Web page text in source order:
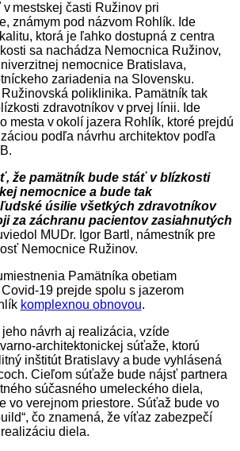
mestskej časti Ružinov pri
známym pod názvom Rohlík. Ide
ktorá je ľahko dostupná z centra
sa nachádza Nemocnica Ružinov,
nemocnice Bratislava,
zariadenia na Slovensku.
poliklinika. Pamätník tak
zdravotníkov v prvej línii. Ide
mesta v okolí jazera Rohlík, ktoré prejdú
podľa návrhu architektov podľa
že pamätník bude stáť v blízkosti
nemocnice a bude tak
úsilie všetkých zdravotníkov
za záchranu pacientov zasiahnutých
MUDr. Igor Bartl, námestník pre
Nemocnice Ružinov.
Pamätníka obetiam
19 prejde spolu s jazerom
komplexnou obnovou.
návrh aj realizácia, vzíde
architektonickej súťaže, ktorú
inštitút Bratislavy a bude vyhlásená
Cieľom súťaže bude nájsť partnera
súčasného umeleckého diela,
vo verejnom priestore. Súťaž bude vo
čo znamená, že víťaz zabezpečí
diela.